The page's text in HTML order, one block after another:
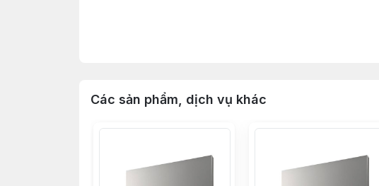
Các sản phẩm, dịch vụ khác